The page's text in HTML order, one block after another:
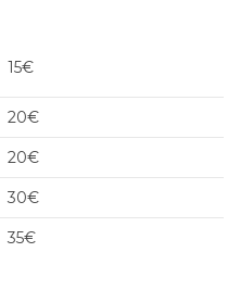
15€
20€
20€
30€
35€